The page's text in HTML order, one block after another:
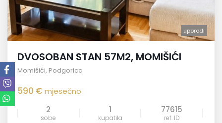
uporedi
DVOSOBAN STAN 57M2, MOMIŠIĆI
Momišići, Podgorica
590 €mjesečno
2
sobe
1
kupatila
77615
ref. ID